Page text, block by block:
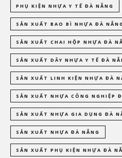
PHỤ KIỆN NHỰA Y TẾ ĐÀ NẴNG
SẢN XUẤT BAO BÌ NHỰA ĐÀ NẴNG
SẢN XUẤT CHAI HỘP NHỰA ĐÀ
SẢN XUẤT DÂY NHỰA Y TẾ ĐÀ
SẢN XUẤT LINH KIỆN NHỰA ĐÀ
SẢN XUẤT NHỰA CÔNG NGHIỆP
SẢN XUẤT NHỰA GIA DỤNG ĐÀ
SẢN XUẤT NHỰA ĐÀ NẴNG
SẢN XUẤT PHỤ KIỆN NHỰA ĐÀ